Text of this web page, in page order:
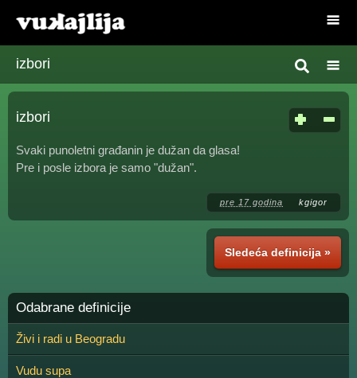
izbori
izbori
Svaki punoletni građanin je dužan da glasa!
Pre i posle izbora je samo "dužan".
pre 17 godina kgigor
Sledeća definicija »
Odabrane definicije
Živi i radi u Beogradu
Vudu supa